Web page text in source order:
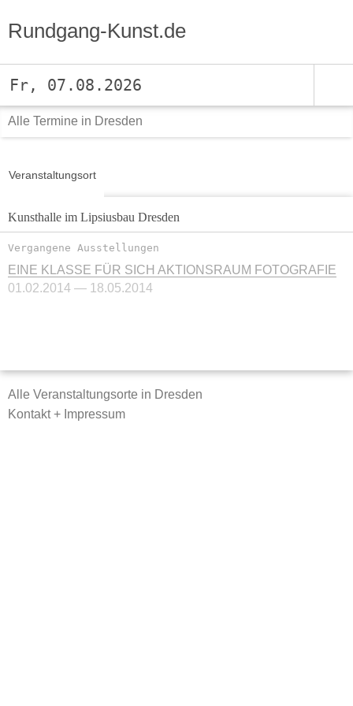
Rundgang-Kunst.de
Fr, 07.08.2026
Alle Termine in Dresden
Veranstaltungsort
Kunsthalle im Lipsiusbau Dresden
Vergangene Ausstellungen
EINE KLASSE FÜR SICH AKTIONSRAUM FOTOGRAFIE
01.02.2014 — 18.05.2014
Alle Veranstaltungsorte in Dresden
Kontakt + Impressum